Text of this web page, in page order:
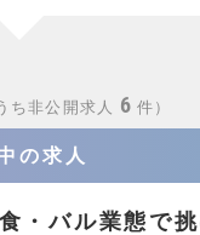
ち非公開求人 6 件
の求人
・バル業態で